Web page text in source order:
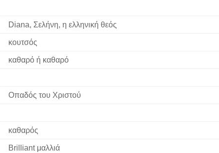
Diana, Σελήνη, η ελληνική θεός
κουτσός
καθαρό ή καθαρό
Οπαδός του Χριστού
καθαρός
Brilliant μαλλιά